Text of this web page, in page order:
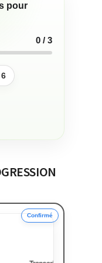
pour
0 / 3